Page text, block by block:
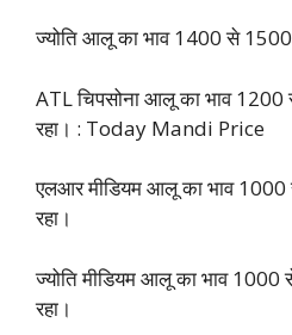
ज्योति आलू का भाव 1400 से 1500
ATL चिपसोना आलू का भाव
रहा। : Today Mandi Price
एलआर मीडियम आलू का भाव
रहा।
ज्योति मीडियम आलू का भाव
रहा।